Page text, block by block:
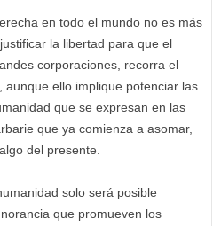
en todo el mundo no es más
la libertad para que el
corporaciones, recorra el
aunque ello implique potenciar las
que se expresan en las
que ya comienza a asomar,
del presente.
solo será posible
que promueven los